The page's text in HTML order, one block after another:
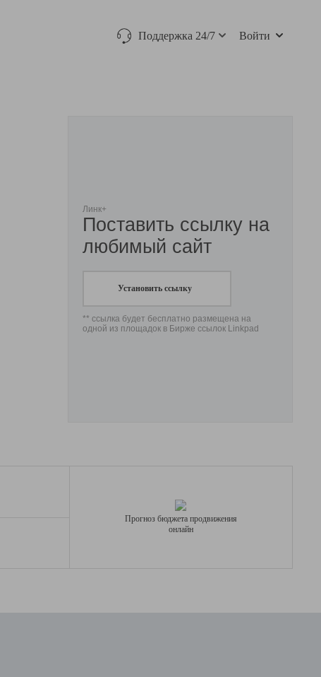
Поддержка 24/7 Войти
Линк+
Поставить ссылку на
любимый сайт
Установить ссылку
** ссылка будет бесплатно размещена на
одной из площадок в Бирже ссылок Linkpad
Прогноз бюджета продвижения
онлайн